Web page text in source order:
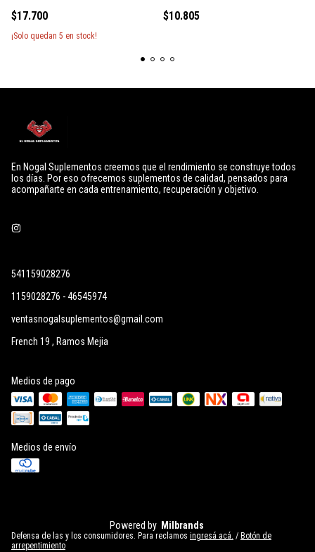
$17.700
¡Solo quedan 5 en stock!
$10.805
En Nogal Suplementos creemos que el rendimiento se construye todos
los días. Por eso ofrecemos suplementos de calidad, pensados para
acompañarte en cada entrenamiento, recuperación y objetivo.
541159028276
1159028276 - 46545974
ventasnogalsuplementos@gmail.com
French 19 , Ramos Mejia
Medios de pago
Medios de envío
Powered by Milbrands
Defensa de las y los consumidores. Para reclamos ingresá acá. / Botón de
arrepentimiento